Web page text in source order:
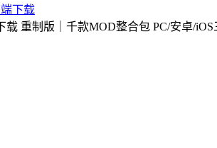
下载
载 重制版｜千款MOD整合包 PC/安卓/